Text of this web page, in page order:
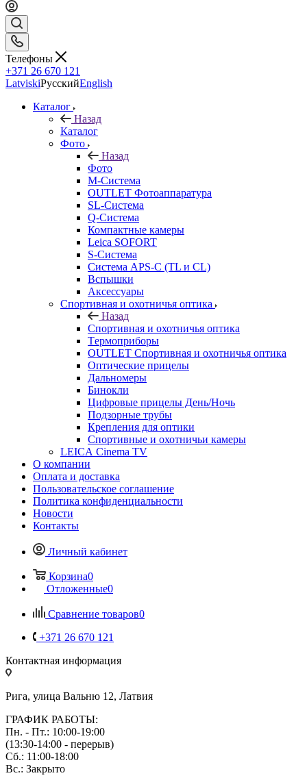
Телефоны
+371 26 670 121
LatviskiРусскийEnglish
Каталог
Назад
Каталог
Фото
Назад
Фото
M-Система
OUTLET Фотоаппаратура
SL-Система
Q-Cистема
Компактные камеры
Leica SOFORT
S-Система
Система APS-C (TL и CL)
Вспышки
Аксессуары
Спортивная и охотничья оптика
Назад
Спортивная и охотничья оптика
Tермоприборы
OUTLET Спортивная и охотничья оптика
Оптические прицелы
Дальномеры
Бинокли
Цифровые прицелы День/Ночь
Подзорные трубы
Крепления для оптики
Спортивные и охотничьи камеры
LEICA Cinema TV
О компании
Оплата и доставка
Пользовательское соглашение
Политика конфиденциальности
Новости
Контакты
Личный кабинет
Корзина0
Отложенные0
Сравнение товаров0
+371 26 670 121
Контактная информация
Рига, улица Вальню 12, Латвия
ГРАФИК РАБОТЫ:
Пн. - Пт.: 10:00-19:00
(13:30-14:00 - перерыв)
Сб.: 11:00-18:00
Вс.: Закрыто